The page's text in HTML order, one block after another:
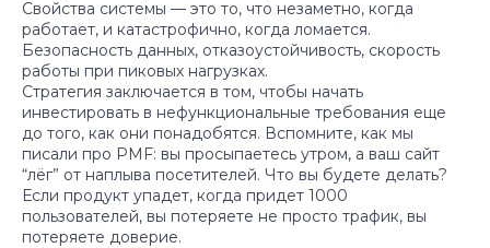
Свойства системы — это то, что незаметно, когда
работает, и катастрофично, когда ломается.
Безопасность данных, отказоустойчивость, скорость
работы при пиковых нагрузках.
Стратегия заключается в том, чтобы начать
инвестировать в нефункциональные требования еще
до того, как они понадобятся. Вспомните, как мы
писали про PMF: вы просыпаетесь утром, а ваш сайт
“лёг” от наплыва посетителей. Что вы будете делать?
Если продукт упадет, когда придет 1000
пользователей, вы потеряете не просто трафик, вы
потеряете доверие.